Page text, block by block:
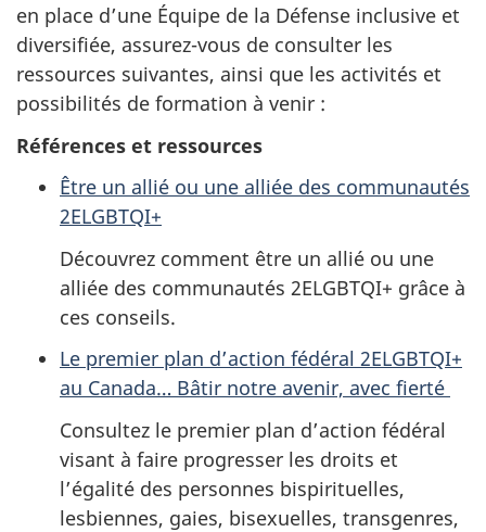
en place d’une Équipe de la Défense inclusive et
diversifiée, assurez-vous de consulter les
ressources suivantes, ainsi que les activités et
possibilités de formation à venir :
Références et ressources
Être un allié ou une alliée des communautés
2ELGBTQI+
Découvrez comment être un allié ou une
alliée des communautés 2ELGBTQI+ grâce à
ces conseils.
Le premier plan d’action fédéral 2ELGBTQI+
au Canada… Bâtir notre avenir, avec fierté
Consultez le premier plan d’action fédéral
visant à faire progresser les droits et
l’égalité des personnes bispirituelles,
lesbiennes, gaies, bisexuelles, transgenres,